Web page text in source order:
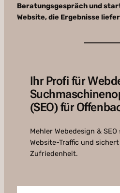
Beratungsgespräch und
Website, die Ergebnisse
Ihr Profi für
(SEO) für
Mehler Webedesign &
Website-Traffic und
Zufriedenheit.